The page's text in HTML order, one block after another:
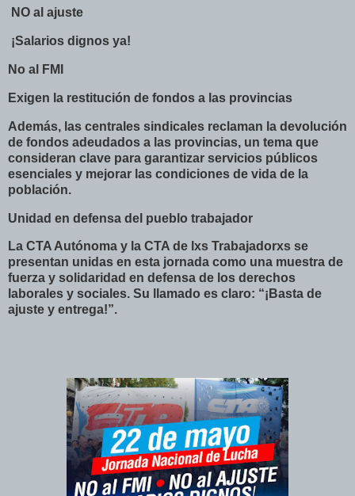
NO al ajuste
¡Salarios dignos ya!
No al FMI
Exigen la restitución de fondos a las provincias
Además, las centrales sindicales reclaman la devolución
de fondos adeudados a las provincias, un tema que
consideran clave para garantizar servicios públicos
esenciales y mejorar las condiciones de vida de la
población.
Unidad en defensa del pueblo trabajador
La CTA Autónoma y la CTA de lxs Trabajadorxs se
presentan unidas en esta jornada como una muestra de
fuerza y solidaridad en defensa de los derechos
laborales y sociales. Su llamado es claro: “¡Basta de
ajuste y entrega!”.